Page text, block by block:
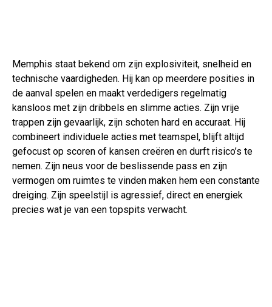
Memphis staat bekend om zijn explosiviteit, snelheid en
technische vaardigheden. Hij kan op meerdere posities in
de aanval spelen en maakt verdedigers regelmatig
kansloos met zijn dribbels en slimme acties. Zijn vrije
trappen zijn gevaarlijk, zijn schoten hard en accuraat. Hij
combineert individuele acties met teamspel, blijft altijd
gefocust op scoren of kansen creëren en durft risico’s te
nemen. Zijn neus voor de beslissende pass en zijn
vermogen om ruimtes te vinden maken hem een constante
dreiging. Zijn speelstijl is agressief, direct en energiek
precies wat je van een topspits verwacht.